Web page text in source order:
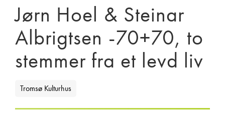
Jørn Hoel & Steinar
Albrigtsen -70+70, to
stemmer fra et levd liv
Tromsø Kulturhus